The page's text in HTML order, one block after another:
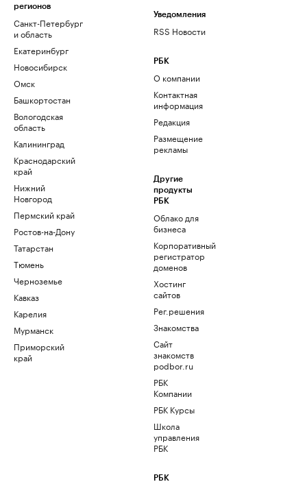
регионов
Санкт-Петербург
и область
Екатеринбург
Новосибирск
Омск
Башкортостан
Вологодская
область
Калининград
Краснодарский
край
Нижний
Новгород
Пермский край
Ростов-на-Дону
Татарстан
Тюмень
Черноземье
Кавказ
Карелия
Мурманск
Приморский
край
Уведомления
RSS Новости
РБК
О компании
Контактная
информация
Редакция
Размещение
рекламы
Другие
продукты
РБК
Облако для
бизнеса
Корпоративный
регистратор
доменов
Хостинг
сайтов
Рег.решения
Знакомства
Сайт
знакомств
podbor.ru
РБК
Компании
РБК Курсы
Школа
управления
РБК
РБК